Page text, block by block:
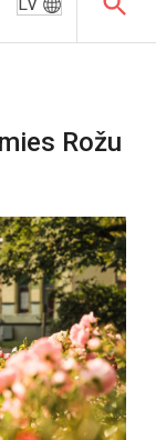
LV
Rožu